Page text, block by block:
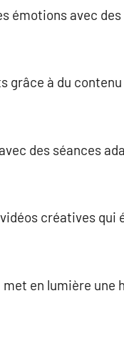
émotions avec
grâce à du
des séances
créatives qui
en lumière une